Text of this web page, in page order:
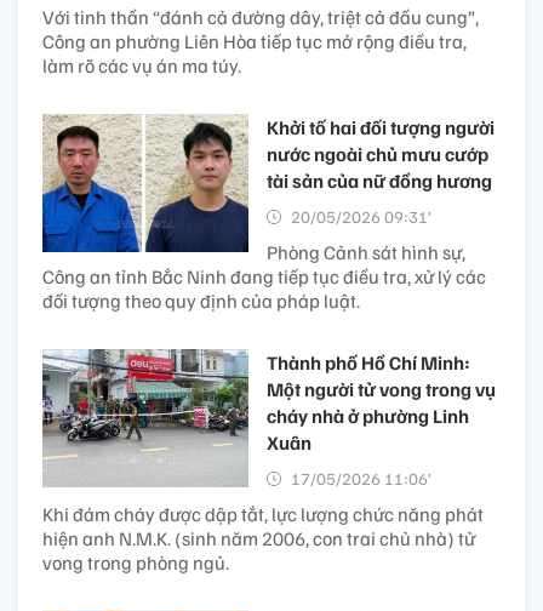
Với tinh thần “đánh cả đường dây, triệt cả đầu cung”,
Công an phường Liên Hòa tiếp tục mở rộng điều tra,
làm rõ các vụ án ma túy.
Khởi tố hai đối tượng người
nước ngoài chủ mưu cướp
tài sản của nữ đồng hương
20/05/2026 09:31’
Phòng Cảnh sát hình sự,
Công an tỉnh Bắc Ninh đang tiếp tục điều tra, xử lý các
đối tượng theo quy định của pháp luật.
Thành phố Hồ Chí Minh:
Một người tử vong trong vụ
cháy nhà ở phường Linh
Xuân
17/05/2026 11:06’
Khi đám cháy được dập tắt, lực lượng chức năng phát
hiện anh N.M.K. (sinh năm 2006, con trai chủ nhà) tử
vong trong phòng ngủ.